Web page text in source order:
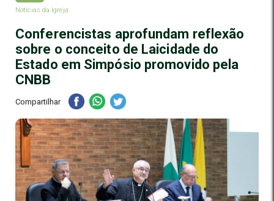
Notícias da Igreja
Conferencistas aprofundam reflexão
sobre o conceito de Laicidade do
Estado em Simpósio promovido pela
CNBB
Compartilhar